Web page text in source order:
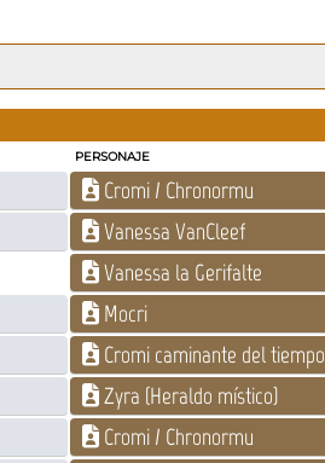
PERSONAJE
Cromi / Chronormu
Vanessa VanCleef
Vanessa la Gerifalte
Mocri
Cromi caminante del tiempo
Zyra (Heraldo místico)
Cromi / Chronormu